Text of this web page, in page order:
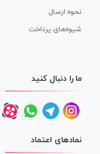
نحوه ارسال
شیوه‌های پرداخت
ما را دنبال کنید
نمادهای اعتماد